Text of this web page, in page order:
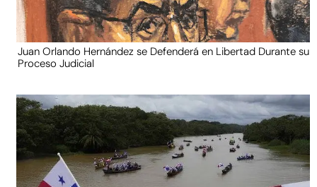
Juan Orlando Hernández se Defenderá en Libertad Durante su
Proceso Judicial